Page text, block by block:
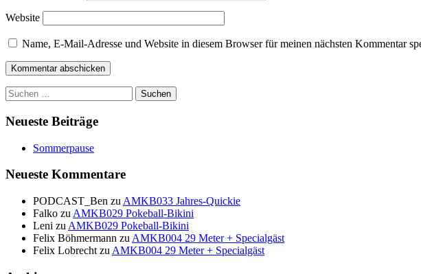
Website
Name, E-Mail-Adresse und Website in diesem Browser für meinen nächsten Kommentar
Suchen
nach:
Neueste Beiträge
Sommerpause
Neueste Kommentare
PODCAST_Ben zu AMKB033 Jahres-Quickie
Falko zu AMKB029 Pokeball-Bikini
Leni zu AMKB029 Pokeball-Bikini
Felix Böhmermann zu AMKB004 29 Meter + Specialgäst
Felix Lobrecht zu AMKB004 29 Meter + Specialgäst